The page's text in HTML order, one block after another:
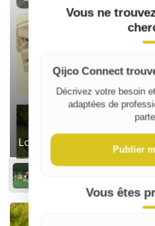
Location jeux bois XXL
Vous ne
Qijco Connect
Décrivez votre besoin
adaptées de
Publier
Vous êtes